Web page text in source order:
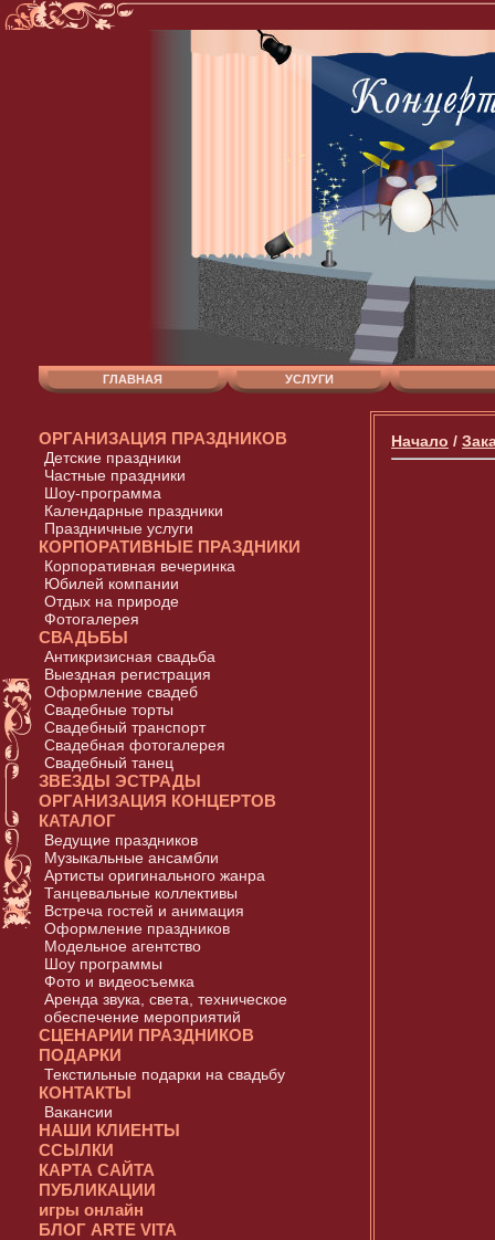
ГЛАВНАЯ УСЛУГИ
ОРГАНИЗАЦИЯ ПРАЗДНИКОВ
Детские праздники
Частные праздники
Шоу-программа
Календарные праздники
Праздничные услуги
КОРПОРАТИВНЫЕ ПРАЗДНИКИ
Корпоративная вечеринка
Юбилей компании
Отдых на природе
Фотогалерея
СВАДЬБЫ
Антикризисная свадьба
Выездная регистрация
Оформление свадеб
Свадебные торты
Свадебный транспорт
Свадебная фотогалерея
Свадебный танец
ЗВЕЗДЫ ЭСТРАДЫ
ОРГАНИЗАЦИЯ КОНЦЕРТОВ
КАТАЛОГ
Ведущие праздников
Музыкальные ансамбли
Артисты оригинального жанра
Танцевальные коллективы
Встреча гостей и анимация
Оформление праздников
Модельное агентство
Шоу программы
Фото и видеосъемка
Аренда звука, света, техническое
обеспечение мероприятий
СЦЕНАРИИ ПРАЗДНИКОВ
ПОДАРКИ
Текстильные подарки на свадьбу
КОНТАКТЫ
Вакансии
НАШИ КЛИЕНТЫ
ССЫЛКИ
КАРТА САЙТА
ПУБЛИКАЦИИ
игры онлайн
БЛОГ ARTE VITA
Начало /